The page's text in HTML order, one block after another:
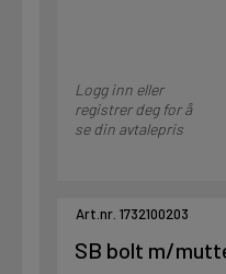
Logg inn eller
registrer deg for å
se din avtalepris
Art.nr. 1732100203
SB bolt m/